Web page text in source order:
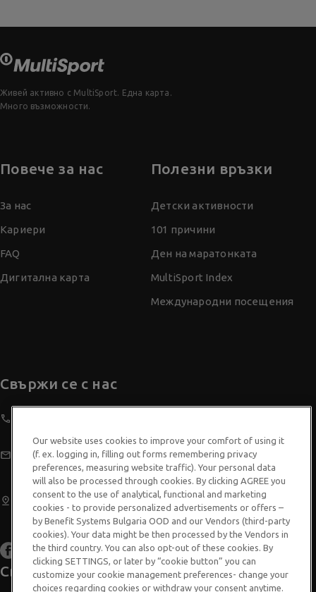
Живей активно с MultiSport. Една карта.
Много възможности.
Повече за нас
За нас
Кариери
FAQ
Дигитална карта
Полезни връзки
Детски активности
101 причини
Ден на маратонката
MultiSport Index
Международни посещения
Свържи се с нас
info@benefitsystems.bg
бул. Черни връх № 51, Бизнес Гардън Офис X, сграда 1,
ет. 7, София 1407
facebooklinkedininstagram
Свали приложението
Our website uses cookies to improve your comfort of using it
(f. ex. logging in, filling out forms remembering privacy
preferences, measuring website traffic). Your personal data
will also be processed through cookies. By clicking AGREE you
consent to the use of analytical, functional and marketing
cookies - to provide personalized advertisements or offers –
by Benefit Systems Bulgaria OOD and our Vendors (third-party
cookies). Your data might be then processed by the Vendors in
the third country. You can also opt-out of these cookies. By
clicking SETTINGS, or later by “cookie button” you can
customize your cookie management preferences- change your
choices regarding cookies or withdraw your consent anytime.